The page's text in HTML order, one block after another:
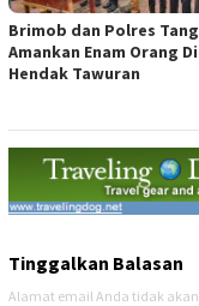
Brimob dan Polres
Amankan Enam Orang
Hendak Tawuran
Tinggalkan Balasan
Alamat email Anda tidak